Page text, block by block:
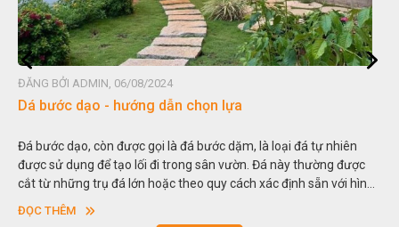
tự nhiên
được
sẵn với hình
ĐĂNG BỞI ADMIN, 06/08/2024
Đá non bộ - cách lựa chọn non bộ đẹp
Hòn non bộ được biết đến là một nghệ thuật xây
thu nhỏ, đưa mô hình những ngọn núi to lớn ngoài
trong các vườn cảnh. Hay nói một cách khác, người